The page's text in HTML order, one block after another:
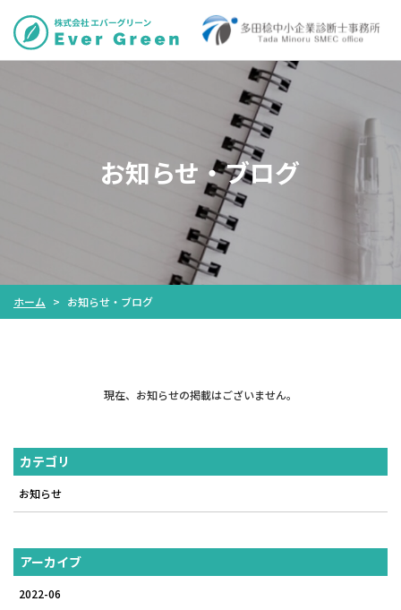
お知らせ・ブログ
ホーム > お知らせ・ブログ
現在、お知らせの掲載はございません。
カテゴリ
お知らせ
アーカイブ
2022-06